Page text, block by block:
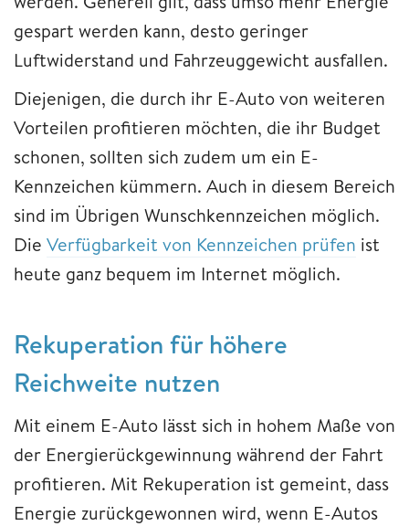
gespart werden kann, desto geringer
Luftwiderstand und Fahrzeuggewicht ausfallen.
Diejenigen, die durch ihr E-Auto von weiteren
Vorteilen profitieren möchten, die ihr Budget
schonen, sollten sich zudem um ein E-
Kennzeichen kümmern. Auch in diesem Bereich
sind im Übrigen Wunschkennzeichen möglich.
Die Verfügbarkeit von Kennzeichen prüfen ist
heute ganz bequem im Internet möglich.
Rekuperation für höhere
Reichweite nutzen
Mit einem E-Auto lässt sich in hohem Maße von
der Energierückgewinnung während der Fahrt
profitieren. Mit Rekuperation ist gemeint, dass
Energie zurückgewonnen wird, wenn E-Autos